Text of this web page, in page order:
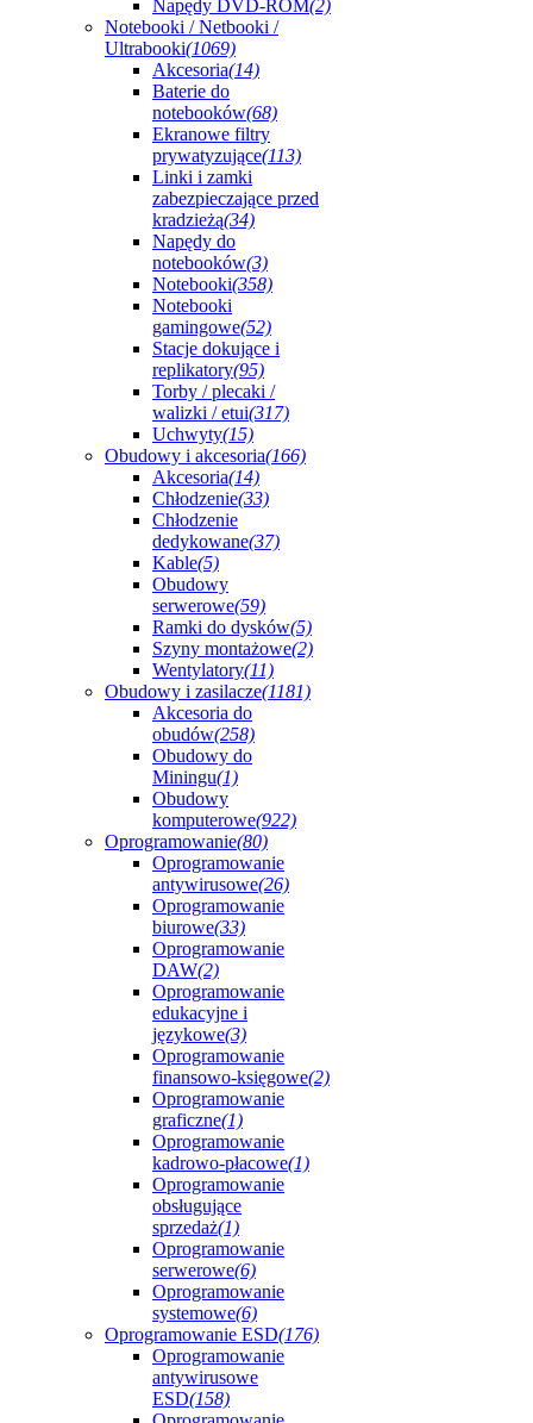
Napędy DVD-ROM(2)
Notebooki / Netbooki /
Ultrabooki(1069)
Akcesoria(14)
Baterie do
notebooków(68)
Ekranowe filtry
prywatyzujące(113)
Linki i zamki
zabezpieczające przed
kradzieżą(34)
Napędy do
notebooków(3)
Notebooki(358)
Notebooki
gamingowe(52)
Stacje dokujące i
replikatory(95)
Torby / plecaki /
walizki / etui(317)
Uchwyty(15)
Obudowy i akcesoria(166)
Akcesoria(14)
Chłodzenie(33)
Chłodzenie
dedykowane(37)
Kable(5)
Obudowy
serwerowe(59)
Ramki do dysków(5)
Szyny montażowe(2)
Wentylatory(11)
Obudowy i zasilacze(1181)
Akcesoria do
obudów(258)
Obudowy do
Miningu(1)
Obudowy
komputerowe(922)
Oprogramowanie(80)
Oprogramowanie
antywirusowe(26)
Oprogramowanie
biurowe(33)
Oprogramowanie
DAW(2)
Oprogramowanie
edukacyjne i
językowe(3)
Oprogramowanie
finansowo-księgowe(2)
Oprogramowanie
graficzne(1)
Oprogramowanie
kadrowo-płacowe(1)
Oprogramowanie
obsługujące
sprzedaż(1)
Oprogramowanie
serwerowe(6)
Oprogramowanie
systemowe(6)
Oprogramowanie ESD(176)
Oprogramowanie
antywirusowe
ESD(158)